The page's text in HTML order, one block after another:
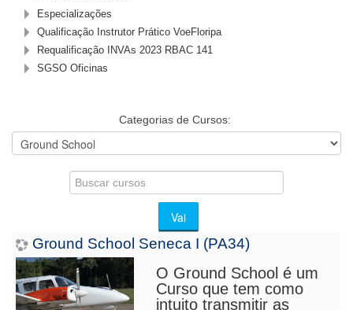
Especializações
Qualificação Instrutor Prático VoeFloripa
Requalificação INVAs 2023 RBAC 141
SGSO Oficinas
Categorias de Cursos:
Buscar
cursos
Vai
Ground School Seneca I (PA34)
O Ground School é um
Curso que tem como
intuito transmitir as